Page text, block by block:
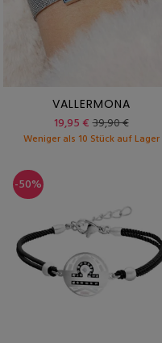
VALLERMONA
19,95 €39,90 €
Weniger als 10 Stück auf Lager
-50%